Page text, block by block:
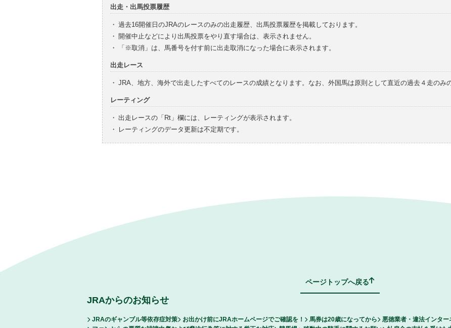
出走・出馬投票履歴
・ 過去16開催日のJRAのレースのみの出走履歴、出馬投票履歴を掲載しております。
・ 開催中止などにより出馬投票をやり直す場合は、表示されません。
・
「※取消」は、馬番号を付す前に出走取消になった場合に表示されます。
出走レース
・ JRA、地方、海外で出走したすべてのレースの成績となります。なお、外国馬は原則として直近の過去４走のみ
レーティング
・ 出走レースの「Rt」欄には、レーティングが表示されます。
・
レーティングのデータ更新は不定期です。
ページトップへ戻る
JRAからのお知らせ
JRAのギャンブル等依存症対策 お出かけ前にJRAホームページでご確認を！ 馬券は20歳になってから
悪徳業者・違法インター